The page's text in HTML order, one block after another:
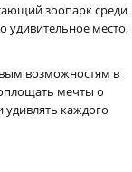
зоопарк среди
удивительное место,
возможностям в
мечты о
каждого